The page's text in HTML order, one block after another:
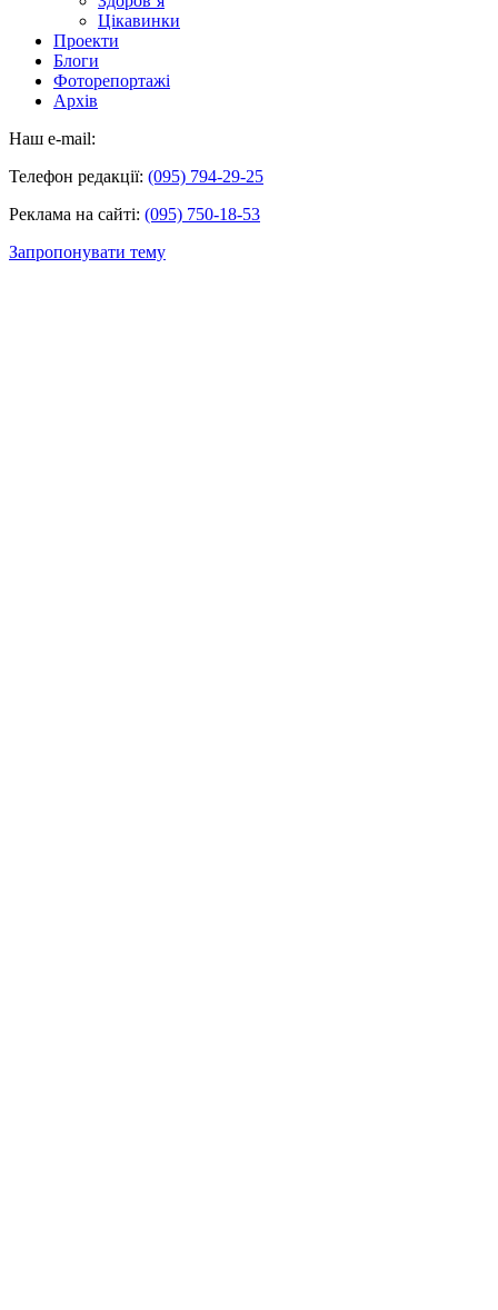
Цікавинки
Проекти
Блоги
Фоторепортажі
Архів
Наш e-mail:
Телефон редакції: (095) 794-29-25
Реклама на сайті: (095) 750-18-53
Запропонувати тему